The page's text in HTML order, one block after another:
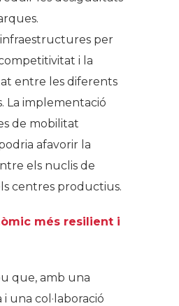
per
i la
entre les diferents
La implementació
de mobilitat
afavorir la
els nuclis de
centres productius.
més resilient i
que, amb una
una col·laboració